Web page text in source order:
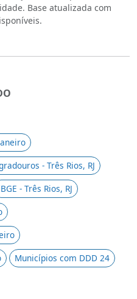
Base atualizada com
- Três Rios, RJ
- Três Rios, RJ
Municípios com DDD 24